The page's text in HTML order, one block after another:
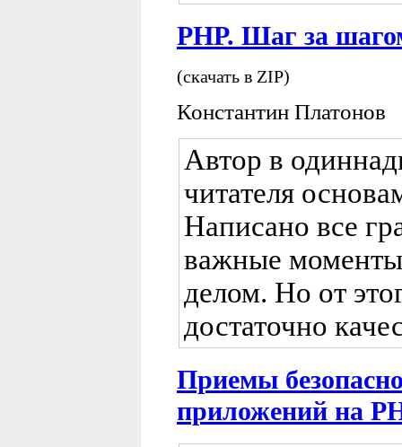
PHP. Шаг за
(скачать в ZIP)
Константин Платонов
Автор в
читателя
Написано все
важные
делом. Но от
достаточно
Приемы
приложений на